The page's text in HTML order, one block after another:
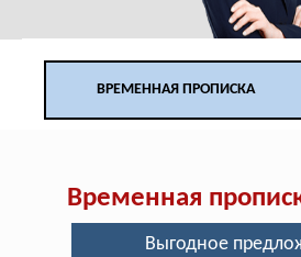
ВРЕМЕННАЯ ПРОПИСКА
Временная
Выгодное